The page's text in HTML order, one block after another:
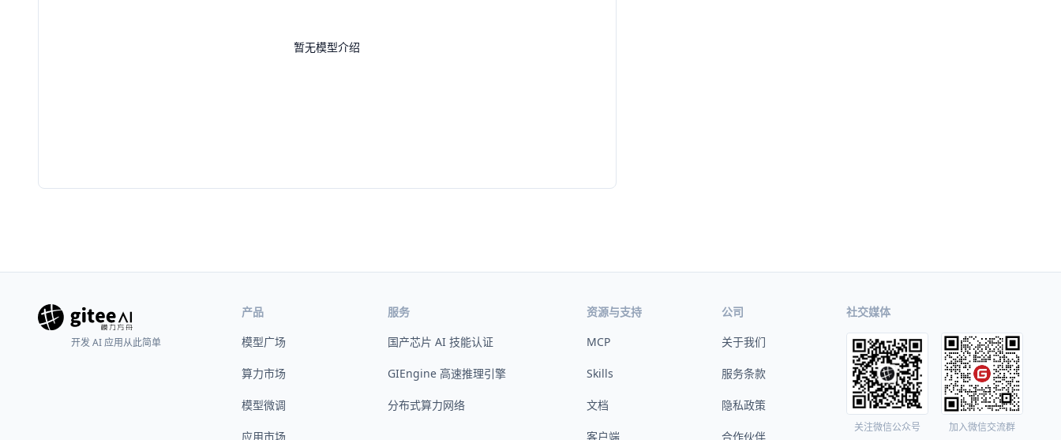
暂无模型介绍
开发 AI 应用从此简单
产品
模型广场
算力市场
模型微调
应用市场
服务
国产芯片 AI 技能认证
GIEngine 高速推理引擎
分布式算力网络
资源与支持
MCP
Skills
文档
客户端
公司
关于我们
服务条款
隐私政策
合作伙伴
社交媒体
关注微信公众号 加入微信交流群